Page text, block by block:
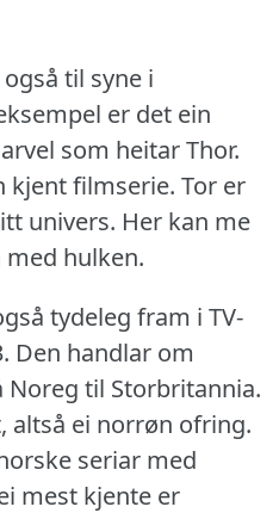
til syne i
er det ein
som heitar Thor.
kjent filmserie. Tor er
univers. Her kan me
med hulken.
tydeleg fram i TV-
Den handlar om
til Storbritannia.
altså ei norrøn ofring.
seriar med
mest kjente er